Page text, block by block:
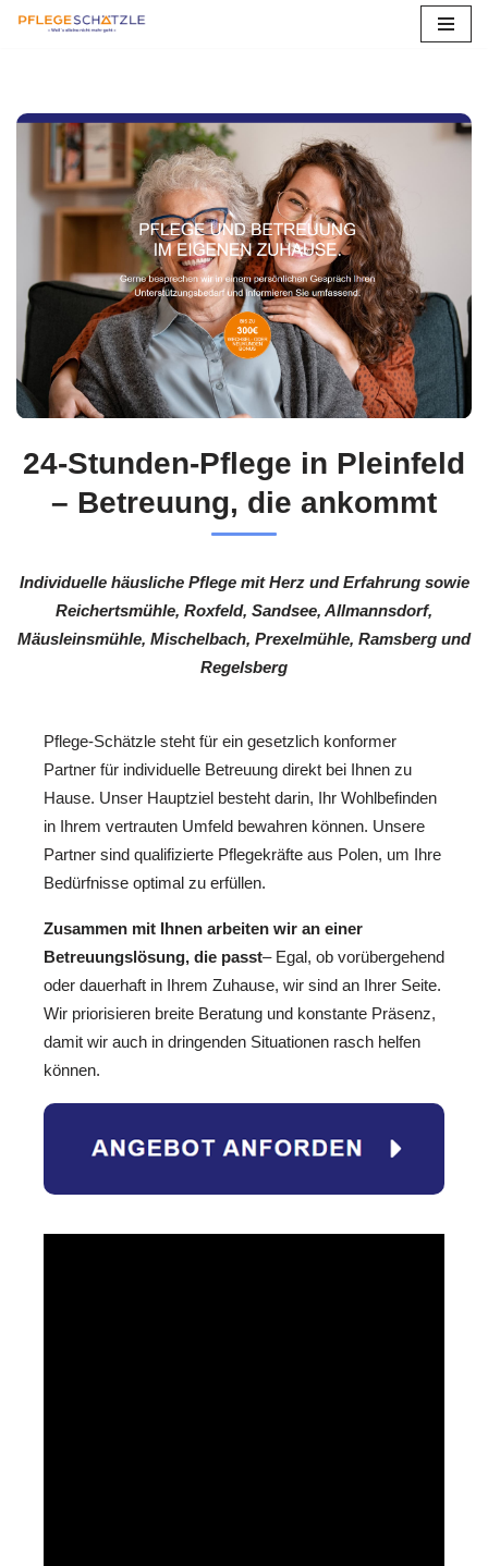
springen
24-Stunden-Pflege in Pleinfeld
– Betreuung, die ankommt
Individuelle häusliche Pflege mit Herz und Erfahrung sowie
Reichertsmühle, Roxfeld, Sandsee, Allmannsdorf,
Mäusleinsmühle, Mischelbach, Prexelmühle, Ramsberg und
Regelsberg
Pflege-Schätzle steht für ein gesetzlich konformer
Partner für individuelle Betreuung direkt bei Ihnen zu
Hause. Unser Hauptziel besteht darin, Ihr Wohlbefinden
in Ihrem vertrauten Umfeld bewahren können. Unsere
Partner sind qualifizierte Pflegekräfte aus Polen, um Ihre
Bedürfnisse optimal zu erfüllen.
Zusammen mit Ihnen arbeiten wir an einer
Betreuungslösung, die passt– Egal, ob vorübergehend
oder dauerhaft in Ihrem Zuhause, wir sind an Ihrer Seite.
Wir priorisieren breite Beratung und konstante Präsenz,
damit wir auch in dringenden Situationen rasch helfen
können.